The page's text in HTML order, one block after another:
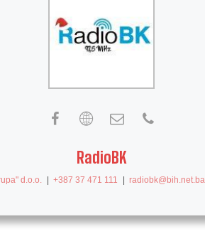
RadioBK
d.o.o. | +387 37 471 111 | radiobk@bih.net.ba